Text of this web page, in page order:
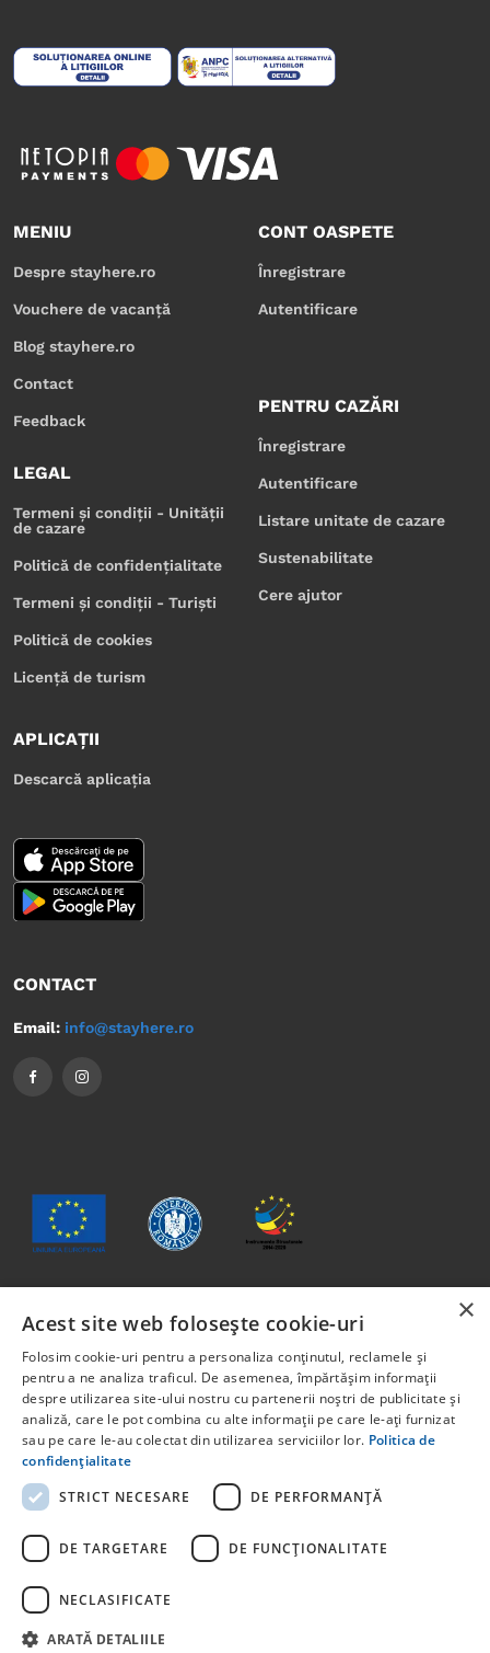
MENIU
Despre stayhere.ro
Vouchere de vacanță
Blog stayhere.ro
Contact
Feedback
LEGAL
Termeni și condiții - Unității
de cazare
Politică de confidențialitate
Termeni și condiții - Turiști
Politică de cookies
Licență de turism
CONT OASPETE
Înregistrare
Autentificare
PENTRU CAZĂRI
Înregistrare
Autentificare
Listare unitate de cazare
Sustenabilitate
Cere ajutor
APLICAȚII
Descarcă aplicația
CONTACT
Email: info@stayhere.ro
Conținutul acestui material nu reprezintă în mod obligatoriu
poziția oficială a Uniunii Europene sau a Guvernului
României
Proiect cofinanțat din Fondul Social European, prin
Programul Capital Uman 2014 -2020 Axa prioritară 6:
Educație și competențe. Apelul pentru proiecte:
POCU/829/6/13 – Innotech Student. Titlul proiectului:
STUDENT START-UP 1.0 Cod proiect: 142131.
Pentru informații detaliate despre celelate programe
cofinanțate de Uniunea Europeană, vă invităm să vizitați
×
Acest site web folosește cookie-uri
Folosim cookie-uri pentru a personaliza conținutul, reclamele și
pentru a ne analiza traficul. De asemenea, împărtășim informații
despre utilizarea site-ului nostru cu partenerii noștri de publicitate și
analiză, care le pot combina cu alte informații pe care le-ați furnizat
sau pe care le-au colectat din utilizarea serviciilor lor. Politica de
confidențialitate
STRICT NECESARE
DE PERFORMANȚĂ
DE TARGETARE DE FUNCŢIONALITATE
NECLASIFICATE
ARATĂ DETALIILE